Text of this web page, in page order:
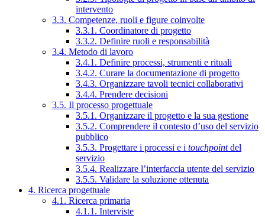
intervento
3.3. Competenze, ruoli e figure coinvolte
3.3.1. Coordinatore di progetto
3.3.2. Definire ruoli e responsabilità
3.4. Metodo di lavoro
3.4.1. Definire processi, strumenti e rituali
3.4.2. Curare la documentazione di progetto
3.4.3. Organizzare tavoli tecnici collaborativi
3.4.4. Prendere decisioni
3.5. Il processo progettuale
3.5.1. Organizzare il progetto e la sua gestione
3.5.2. Comprendere il contesto d’uso del servizio
pubblico
3.5.3. Progettare i processi e i touchpointdel
servizio
3.5.4. Realizzare l’interfaccia utente del servizio
3.5.5. Validare la soluzione ottenuta
4. Ricerca progettuale
4.1. Ricerca primaria
4.1.1. Interviste